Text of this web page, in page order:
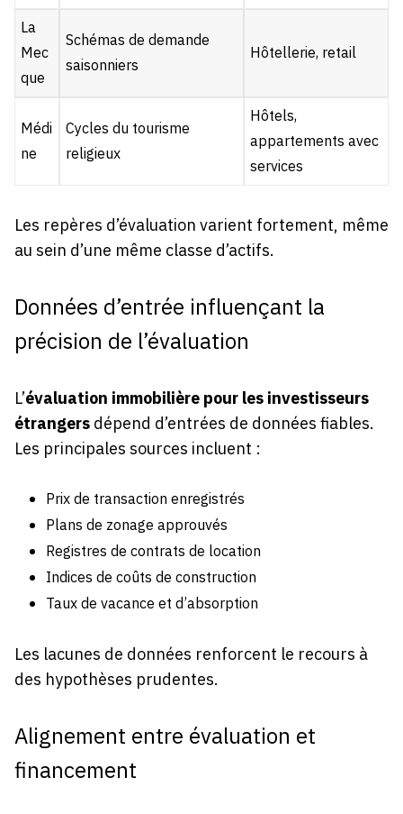
La
Mec
que
Schémas de demande
saisonniers
Hôtellerie, retail
Médi
ne
Cycles du tourisme
religieux
Hôtels,
appartements avec
services
Les repères d’évaluation varient fortement, même
au sein d’une même classe d’actifs.
Données d’entrée influençant la
précision de l’évaluation
L’évaluation immobilière pour les investisseurs
étrangersdépend d’entrées de données fiables.
Les principales sources incluent :
Prix de transaction enregistrés
Plans de zonage approuvés
Registres de contrats de location
Indices de coûts de construction
Taux de vacance et d’absorption
Les lacunes de données renforcent le recours à
des hypothèses prudentes.
Alignement entre évaluation et
financement